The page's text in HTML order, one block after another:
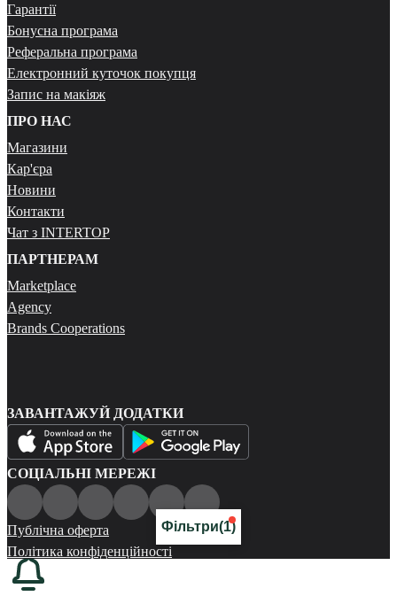
Фільтри(1)
Гарантії
Бонусна програма
Реферальна програма
Електронний куточок покупця
Запис на макіяж
ПРО НАС
Магазини
Кар'єра
Новини
Контакти
Чат з INTERTOP
ПАРТНЕРАМ
Marketplace
Agency
Brands Cooperations
ЗАВАНТАЖУЙ ДОДАТКИ
СОЦІАЛЬНІ МЕРЕЖІ
Публічна оферта
Політика конфіденційності
Карта сайту
© 2026 Всі права захищені